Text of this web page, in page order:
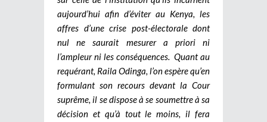
aujourd’hui afin d’éviter au Kenya, les
affres d’une crise post-électorale dont
nul ne saurait mesurer a priori ni
l’ampleur ni les conséquences. Quant au
requérant, Raila Odinga, l’on espère qu’en
formulant son recours devant la Cour
suprême, il se dispose à se soumettre à sa
décision et qu’à tout le moins, il fera